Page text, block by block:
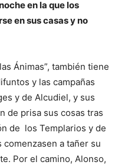
en la que los
en sus casas y no
Ánimas”, también tiene
y las campañas
y de Alcudiel, y sus
de prisa sus cosas tras
de los Templarios y de
a tañer su
Por el camino, Alonso,